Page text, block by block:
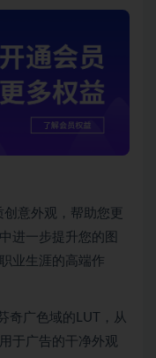
意外观，帮助您更
进一步提升您的图
业生涯的高端作
奇广色域的LUT，从
于广告的干净外观